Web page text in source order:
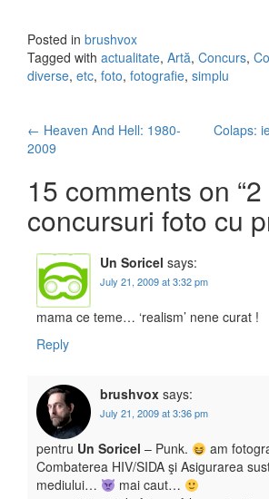
Posted in brushvox
Tagged with actualitate, Artă, Concurs,
diverse, etc, foto, fotografie, simplu
Post navigation
← Heaven And Hell: 1980-
2009
Colaps:
15 comments on “2
concursuri foto cu
Un Soricel says:
July 21, 2009 at 3:32 pm
mama ce teme… ‘realism’ nene curat !
Reply
brushvox says:
July 21, 2009 at 3:36 pm
pentru Un Soricel – Punk.
am
Combaterea HIV/SIDA şi Asigurarea
mediului…
mai caut…